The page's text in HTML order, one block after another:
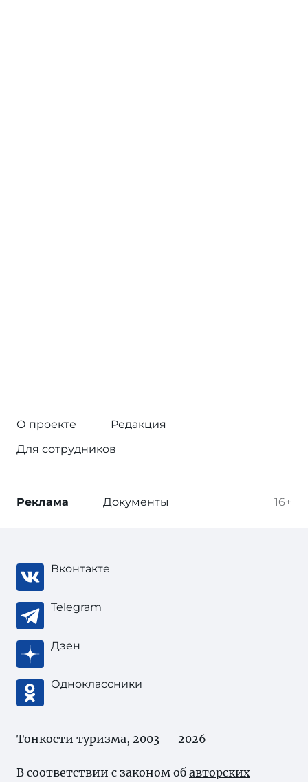
О проекте
Редакция
Для сотрудников
16+
Реклама Документы
Вконтакте
Telegram
Дзен
Одноклассники
Тонкости туризма, 2003 — 2026
В соответствии с законом об авторских